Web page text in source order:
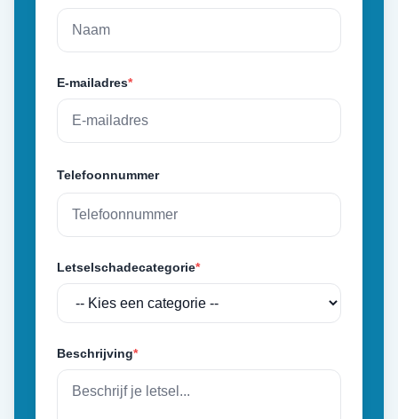
E-mailadres*
Telefoonnummer
Letselschadecategorie*
Beschrijving*